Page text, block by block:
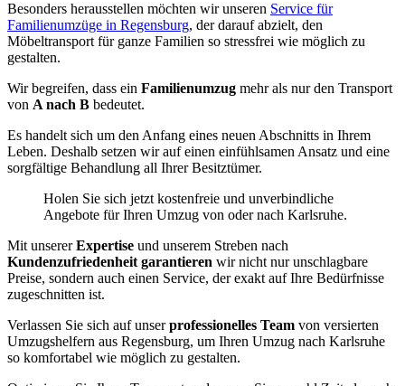
Besonders herausstellen möchten wir unseren Service für
Familienumzüge in Regensburg, der darauf abzielt, den
Möbeltransport für ganze Familien so stressfrei wie möglich zu
gestalten.
Wir begreifen, dass ein Familienumzug mehr als nur den Transport
von A nach B bedeutet.
Es handelt sich um den Anfang eines neuen Abschnitts in Ihrem
Leben. Deshalb setzen wir auf einen einfühlsamen Ansatz und eine
sorgfältige Behandlung all Ihrer Besitztümer.
Holen Sie sich jetzt kostenfreie und unverbindliche
Angebote für Ihren Umzug von oder nach Karlsruhe.
Mit unsererExpertise und unserem Streben nach
Kundenzufriedenheit garantieren wir nicht nur unschlagbare
Preise, sondern auch einen Service, der exakt auf Ihre Bedürfnisse
zugeschnitten ist.
Verlassen Sie sich auf unserprofessionelles Team von versierten
Umzugshelfern aus Regensburg, um Ihren Umzug nach Karlsruhe
so komfortabel wie möglich zu gestalten.